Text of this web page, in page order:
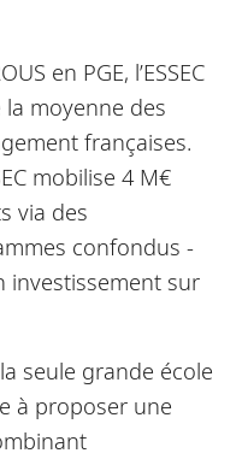
en PGE, l’ESSEC
moyenne des
françaises.
mobilise 4 M€
via des
confondus -
investissement sur
la seule grande école
à proposer une